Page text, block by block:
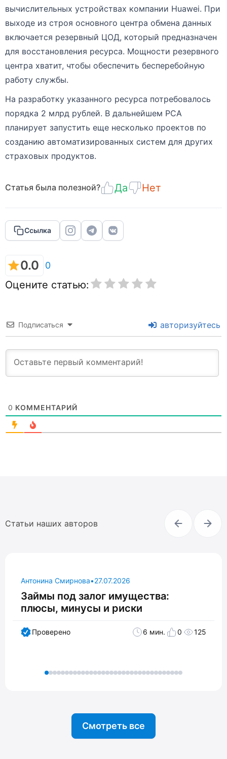
вычислительных устройствах компании Huawei. При
выходе из строя основного центра обмена данных
включается резервный ЦОД, который предназначен
для восстановления ресурса. Мощности резервного
центра хватит, чтобы обеспечить бесперебойную
работу службы.
На разработку указанного ресурса потребовалось
порядка 2 млрд рублей. В дальнейшем РСА
планирует запустить еще несколько проектов по
созданию автоматизированных систем для других
страховых продуктов.
Статья была полезной? Да Нет
Ссылка
0.0 0
Оцените статью:
Подписаться авторизуйтесь
0 КОММЕНТАРИЙ
Статьи наших авторов
Антонина Смирнова•27.07.2026
Займы под залог имущества:
плюсы, минусы и риски
Проверено 6 мин. 0 125
Смотреть все